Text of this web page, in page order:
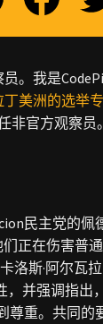
。我是
丁美洲的选举
官方观察员。
民主党的佩
正在伤害普
洛斯·阿尔瓦
，并强调指出
尊重。共同的